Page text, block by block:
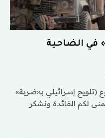
في الضاحية
إسرائيلي بـ«ضربة»
لكم الفائدة ونشكر